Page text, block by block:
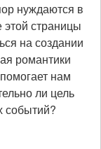
нуждаются в
страницы
на создании
романтики
нам
ли цель
событий?